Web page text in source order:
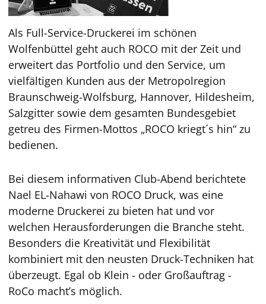
Als Full-Service-Druckerei im schönen
Wolfenbüttel geht auch ROCO mit der Zeit und
erweitert das Portfolio und den Service, um
vielfältigen Kunden aus der Metropolregion
Braunschweig-Wolfsburg, Hannover, Hildesheim,
Salzgitter sowie dem gesamten Bundesgebiet
getreu des Firmen-Mottos „ROCO kriegt´s hin“ zu
bedienen.
Bei diesem informativen Club-Abend berichtete
Nael EL-Nahawi von ROCO Druck, was eine
moderne Druckerei zu bieten hat und vor
welchen Herausforderungen die Branche steht.
Besonders die Kreativität und Flexibilität
kombiniert mit den neusten Druck-Techniken hat
überzeugt. Egal ob Klein - oder Großauftrag -
RoCo macht’s möglich.